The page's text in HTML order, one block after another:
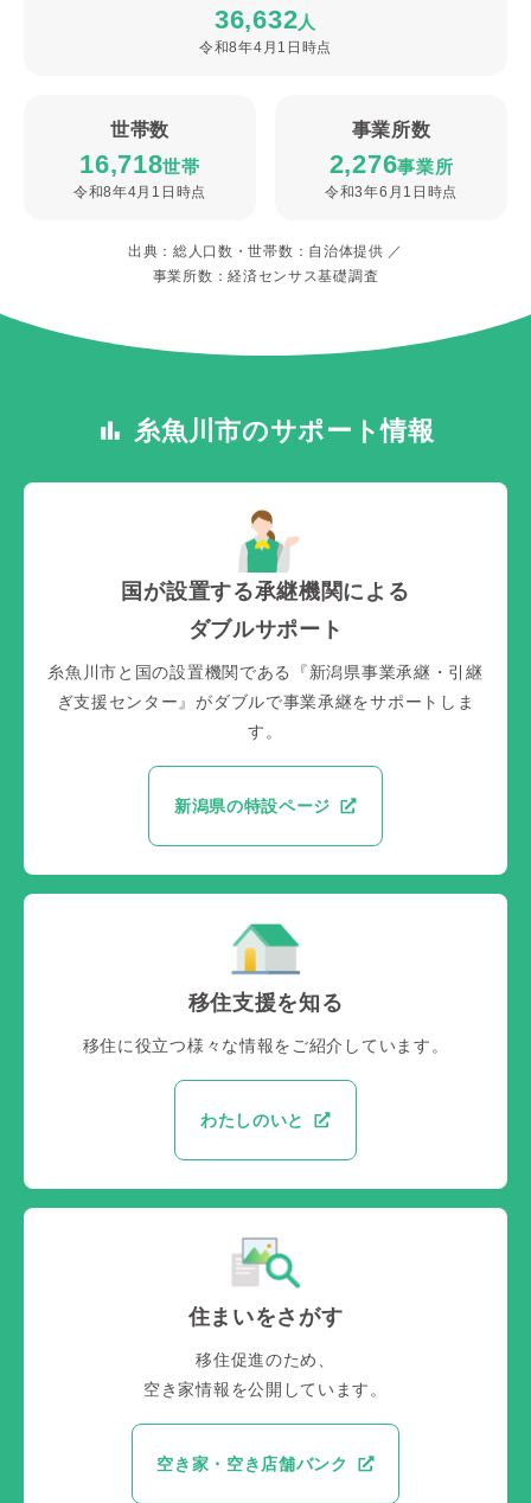
36,632人
令和8年4月1日時点
世帯数
16,718世帯
令和8年4月1日時点
事業所数
2,276事業所
令和3年6月1日時点
出典：総人口数・世帯数：自治体提供 ／
事業所数：経済センサス基礎調査
糸魚川市のサポート情報
国が設置する承継機関による
ダブルサポート
糸魚川市と国の設置機関である
『新潟県事業承継・引継
ぎ支援センター』がダブルで事業承継をサポートしま
す。
新潟県の特設ページ
移住支援を知る
移住に役立つ様々な情報をご紹介しています。
わたしのいと
住まいをさがす
移住促進のため、
空き家情報を公開しています。
空き家・空き店舗バンク